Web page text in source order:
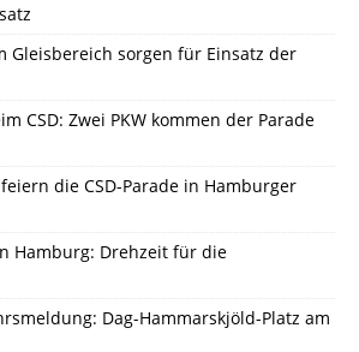
Gleisbereich sorgen für Einsatz der
CSD: Zwei PKW kommen der Parade
die CSD-Parade in Hamburger
Hamburg: Drehzeit für die
Dag-Hammarskjöld-Platz am